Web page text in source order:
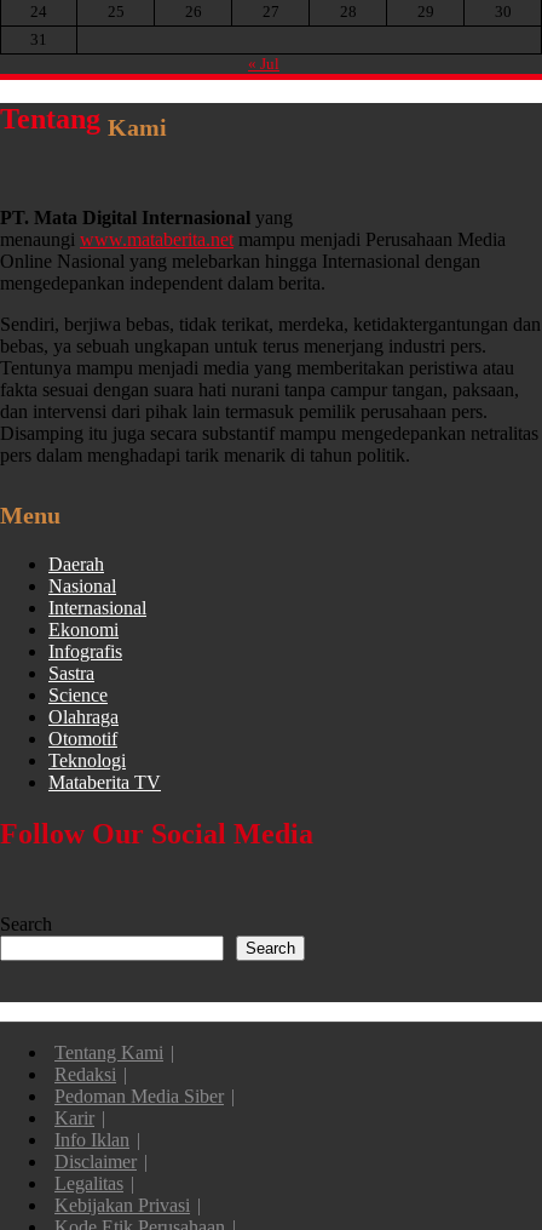
24
25 26 27 28 29
30
31
« Jul
Tentang Kami
PT. Mata Digital Internasional yang
menaungi www.mataberita.net mampu menjadi Perusahaan Media
Online Nasional yang melebarkan hingga Internasional dengan
mengedepankan independent dalam berita.
Sendiri, berjiwa bebas, tidak terikat, merdeka, ketidaktergantungan dan
bebas, ya sebuah ungkapan untuk terus menerjang industri pers.
Tentunya mampu menjadi media yang memberitakan peristiwa atau
fakta sesuai dengan suara hati nurani tanpa campur tangan, paksaan,
dan intervensi dari pihak lain termasuk pemilik perusahaan pers.
Disamping itu juga secara substantif mampu mengedepankan netralitas
pers dalam menghadapi tarik menarik di tahun politik.
Menu
Daerah
Nasional
Internasional
Ekonomi
Infografis
Sastra
Science
Olahraga
Otomotif
Teknologi
Mataberita TV
Follow Our Social Media
Search
Search
Tentang Kami
Redaksi
Pedoman Media Siber
Karir
Info Iklan
Disclaimer
Legalitas
Kebijakan Privasi